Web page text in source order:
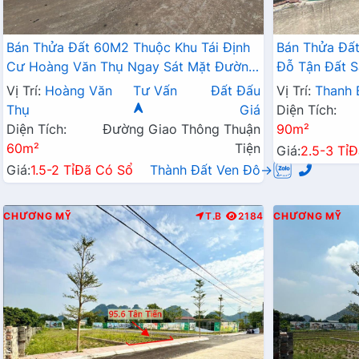
Bán Thửa Đất 60M2 Thuộc Khu Tái Định
Cư Hoàng Văn Thụ Ngay Sát Mặt Đường
Kinh Doanh QL21A
Vị Trí: Hoàng Văn
Thụ
Tư Vấn
Đất Đấu
Giá
Diện Tích:
60m²
Đường Giao Thông Thuận
Tiện
Giá:1.5-2 TỉĐã Có Sổ Thành Đất Ven Đô→
Bán Thửa
Đỗ Tận Đất
Liên Xã
Vị Trí: Thanh
Diện Tích:
90m²
Giá:2.5-3 Tỉ
CHƯƠNG MỸ T.B 2184 CHƯƠNG MỸ